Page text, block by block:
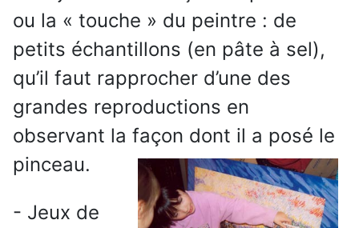
ou la « touche » du peintre : de
petits échantillons (en pâte à sel),
qu’il faut rapprocher d’une des
grandes reproductions en
observant la façon dont il a posé le
pinceau.
- Jeux de